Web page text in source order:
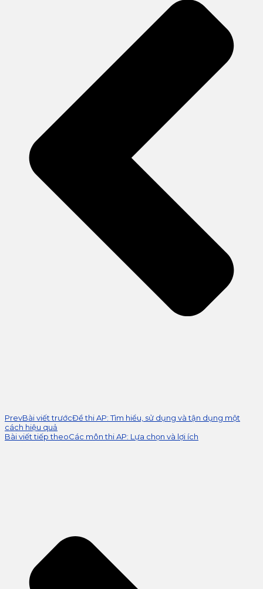
PrevBài viết trướcĐề thi AP: Tìm hiểu, sử dụng và tận dụng một
cách hiệu quả
Bài viết tiếp theoCác môn thi AP: Lựa chọn và lợi ích